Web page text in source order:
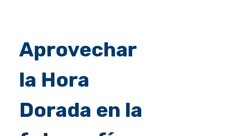
Aprovechar
la Hora
Dorada en la